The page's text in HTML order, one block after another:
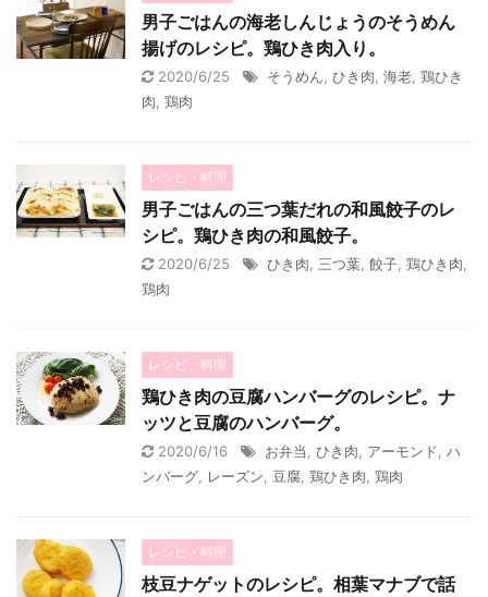
男子ごはんの海老しんじょうのそうめん
揚げのレシピ。鶏ひき肉入り。
2020/6/25 そうめん ひき肉 海老 鶏ひき
肉 鶏肉
レシピ・料理
男子ごはんの三つ葉だれの和風餃子のレ
シピ。鶏ひき肉の和風餃子。
2020/6/25 ひき肉 三つ葉 餃子 鶏ひき肉
鶏肉
レシピ・料理
鶏ひき肉の豆腐ハンバーグのレシピ。ナ
ッツと豆腐のハンバーグ。
2020/6/16 お弁当 ひき肉 アーモンド ハ
ンバーグ
レーズン 豆腐 鶏ひき肉 鶏肉
レシピ・料理
枝豆ナゲットのレシピ。相葉マナブで話